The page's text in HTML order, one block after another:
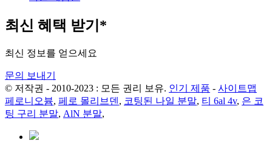
최신 혜택 받기*
최신 정보를 얻으세요
문의 보내기
© 저작권 - 2010-2023 : 모든 권리 보유. 인기 제품 - 사이트맵
페로니오븀, 페로 몰리브덴 , 코팅된 나일 분말, 티 6al 4v, 은 코
팅 구리 분말, AlN 분말,